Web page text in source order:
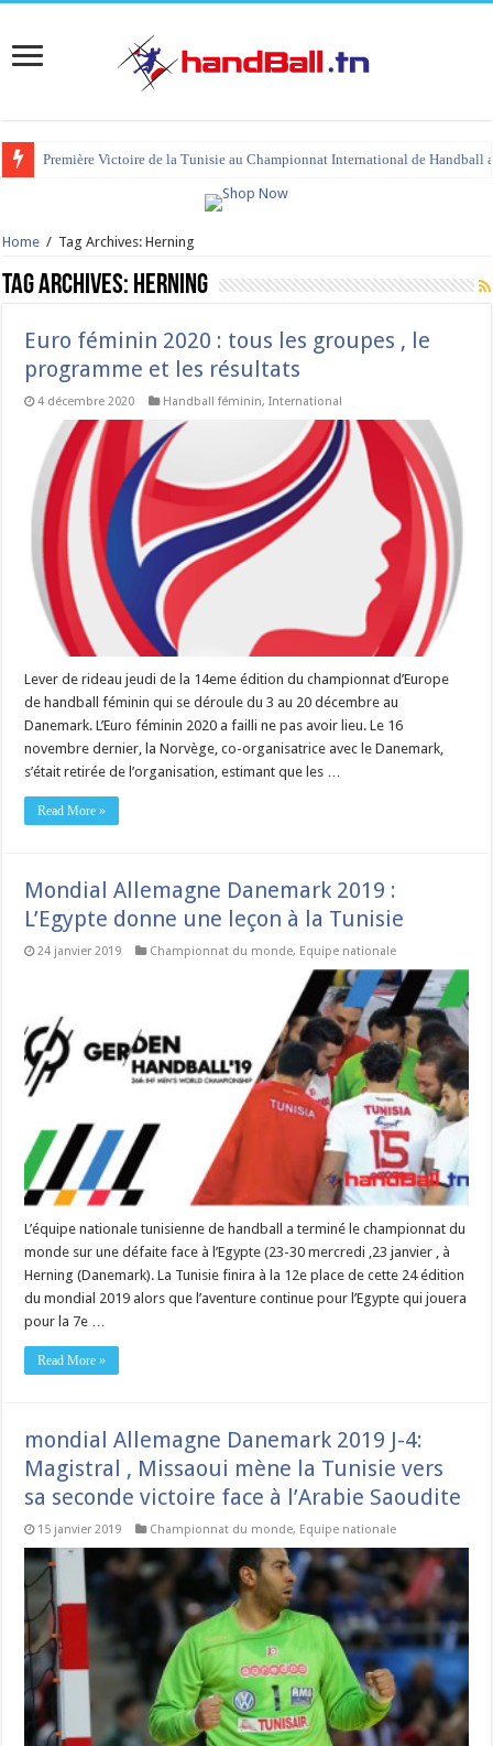
Première Victoire de la Tunisie au Championnat International de Handball
Home / Tag Archives: Herning
Tag Archives: Herning
Euro féminin 2020 : tous les groupes , le
programme et les résultats
4 décembre 2020 Handball féminin,International
Lever de rideau jeudi de la 14eme édition du championnat d’Europe
de handball féminin qui se déroule du 3 au 20 décembre au
Danemark. L’Euro féminin 2020 a failli ne pas avoir lieu. Le 16
novembre dernier, la Norvège, co-organisatrice avec le Danemark,
s’était retirée de l’organisation, estimant que les …
Read More »
Mondial Allemagne Danemark 2019 :
L’Egypte donne une leçon à la Tunisie
24 janvier 2019 Championnat du monde, Equipe nationale
L’équipe nationale tunisienne de handball a terminé le championnat du
monde sur une défaite face à l’Egypte (23-30 mercredi ,23 janvier , à
Herning (Danemark). La Tunisie finira à la 12e place de cette 24 édition
du mondial 2019 alors que l’aventure continue pour l’Egypte qui jouera
pour la 7e …
Read More »
mondial Allemagne Danemark 2019 J-4:
Magistral , Missaoui mène la Tunisie vers
sa seconde victoire face à l’Arabie Saoudite
15 janvier 2019 Championnat du monde, Equipe nationale